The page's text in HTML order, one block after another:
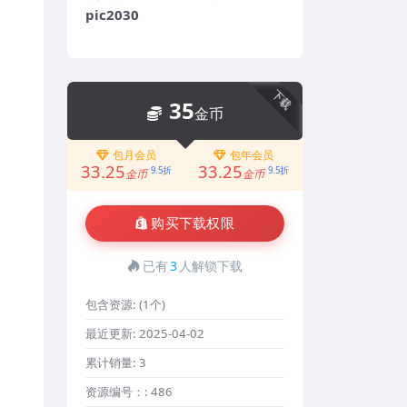
pic2030
下载
35金币
包月会员
33.25金币 9.5折
包年会员
33.25金币 9.5折
购买下载权限
已有3 人解锁下载
包含资源: (1个)
最近更新: 2025-04-02
累计销量: 3
资源编号：: 486